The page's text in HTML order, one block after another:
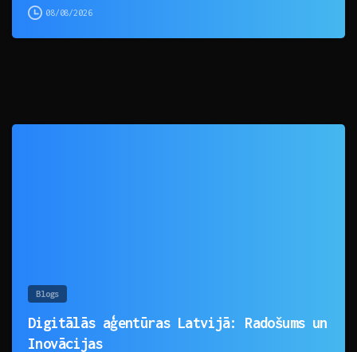
08/08/2026
Blogs
Digitālās aģentūras Latvijā: Radošums un
Inovācijas